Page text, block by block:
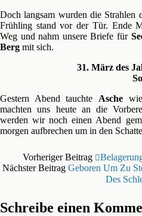
Doch langsam wurden die Strahlen
Frühling stand vor der Tür. Ende
Weg und nahm unsere Briefe für
Berg mit sich.
31. März des
Gestern Abend tauchte Asche
machten uns heute an die
werden wir noch einen Abend
morgen aufbrechen um in den
Vorheriger Beitrag
Nächster Beitrag Geboren Um Zu
Des
Schreibe einen